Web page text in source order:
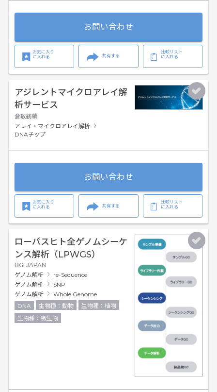
お問い合わせ
お気に入り
に入れる
共有する
比較リスト
に入れる
アジレントマイクロアレイ解
析サービス
倉敷紡績
アレイ・マイクロアレイ解析
DNAチップ
お問い合わせ
お気に入り
に入れる
共有する
比較リスト
に入れる
ローパスヒト全ゲノムシーケ
ンス解析（LPWGS）
BGI JAPAN
ゲノム解析
re-Sequence
ゲノム解析
SNP
ゲノム解析
Whole Genome
DNA
生物種：動物
生物種：植物
生物種：微生物